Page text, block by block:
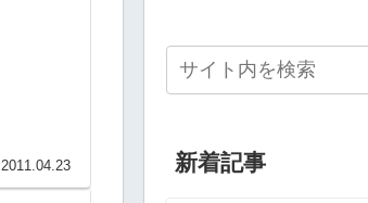
2011.04.23 新着記事